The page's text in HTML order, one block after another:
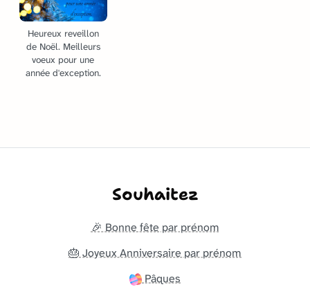
Heureux reveillon
de Noël. Meilleurs
voeux pour une
année d'exception.
Souhaitez
🎉 Bonne fête par prénom
🎂 Joyeux Anniversaire par prénom
Pâques